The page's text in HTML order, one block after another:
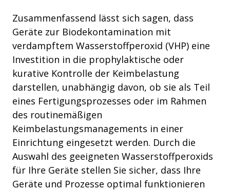
Zusammenfassend lässt sich sagen, dass
Geräte zur Biodekontamination mit
verdampftem Wasserstoffperoxid (VHP) eine
Investition in die prophylaktische oder
kurative Kontrolle der Keimbelastung
darstellen, unabhängig davon, ob sie als Teil
eines Fertigungsprozesses oder im Rahmen
des routinemäßigen
Keimbelastungsmanagements in einer
Einrichtung eingesetzt werden. Durch die
Auswahl des geeigneten Wasserstoffperoxids
für Ihre Geräte stellen Sie sicher, dass Ihre
Geräte und Prozesse optimal funktionieren